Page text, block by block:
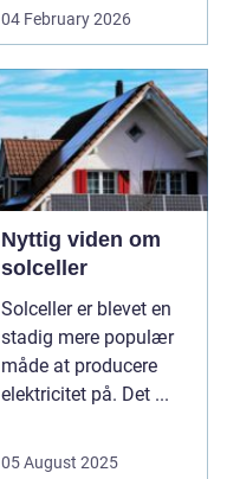
bæreevnen af pæle til
04 February 2026
Nyttig viden om
solceller
Solceller er blevet en
stadig mere populær
måde at producere
elektricitet på. Det ...
05 August 2025